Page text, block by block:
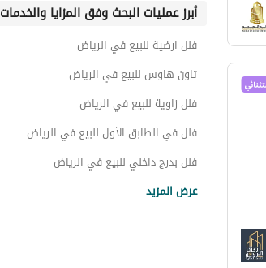
فلل للبيع ابتداءً من 3 مليون ريال في الرياض
فلل للبيع ابتداءً من 5 مليون ريال في الرياض
فلل للبيع ابتداءً من 6 مليون ريال في الرياض
فلل للبيع ابتداءً من 10 مليون ريال في الرياض
فلل للبيع ابتداءً من 12 مليون ريال في الرياض
فلل للبيع ابتداءً من 15 مليون ريال في الرياض
فلل للبيع في الرياض 500 الف
أبرز عمليات البحث وفق المزايا والخدمات
فلل ارضية للبيع في الرياض
تاون هاوس للبيع في الرياض
فلل زاوية للبيع في الرياض
فلل في الطابق الأول للبيع في الرياض
فلل بدرج داخلي للبيع في الرياض
عرض المزيد